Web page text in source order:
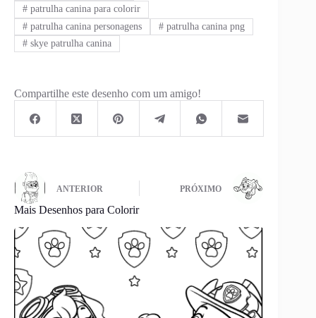
#patrulha canina para colorir
#patrulha canina personagens #patrulha canina png
#skye patrulha canina
Compartilhe este desenho com um amigo!
ANTERIOR PRÓXIMO
Mais Desenhos para Colorir